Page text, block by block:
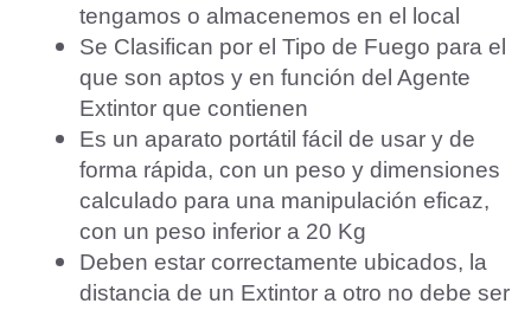
tengamos o almacenemos en el local
Se Clasifican por el Tipo de Fuego para el
que son aptos y en función del Agente
Extintor que contienen
Es un aparato portátil fácil de usar y de
forma rápida, con un peso y dimensiones
calculado para una manipulación eficaz,
con un peso inferior a 20 Kg
Deben estar correctamente ubicados, la
distancia de un Extintor a otro no debe ser